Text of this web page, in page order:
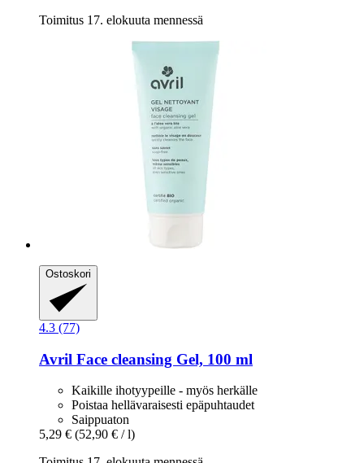
Toimitus 17. elokuuta mennessä
Ostoskori
4.3 (77)
Avril Face cleansing Gel, 100 ml
Kaikille ihotyypeille - myös herkälle
Poistaa hellävaraisesti epäpuhtaudet
Saippuaton
5,29 € (52,90 € / l)